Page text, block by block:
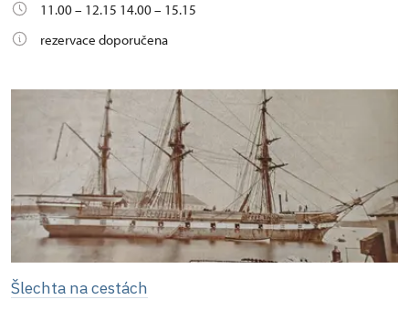
11.00 – 12.15 14.00 – 15.15
rezervace doporučena
Šlechta na cestách